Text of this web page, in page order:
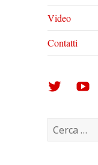
Video
Contatti
Arturo
Corinto
su
su
Ricerca
per: